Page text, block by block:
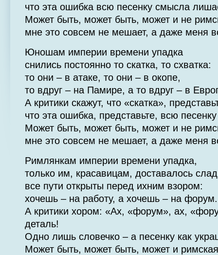
что эта ошибка всю песенку смысла
Может быть, может быть, может и не
мне это совсем не мешает, а даже меня
Юношам империи времени упадка
снились постоянно то скатка, то схватка:
то они – в атаке, то они – в окопе,
то вдруг – на Памире, а то вдруг – в
А критики скажут, что «скатка»,
что эта ошибка, представьте, всю
Может быть, может быть, может и не
мне это совсем не мешает, а даже меня
Римлянкам империи времени упадка,
только им, красавицам, доставалось
все пути открыты перед ихним взором:
хочешь – на работу, а хочешь – на форум.
А критики хором: «Ах, «форум», ах,
деталь!
Одно лишь словечко – а песенку как
Может быть, может быть, может и